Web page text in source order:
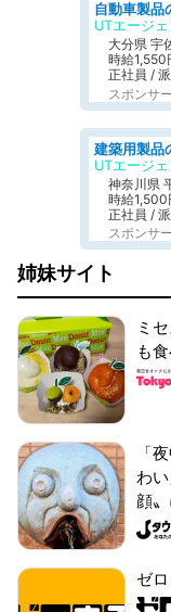
大分県 宇
時給1,550
正社員 /
スポンサ
神奈川県
時給1,500
正社員 /
スポンサ
姉妹サイト
ミ
も
「
わ
顔
ゼ